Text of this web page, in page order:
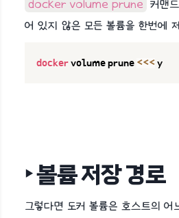
docker volume prune 커맨
어 있지 않은 모든 볼륨을 한번에
docker volume prune <<< y
‣ 볼륨 저장 경로
그렇다면 도커 볼륨은 호스트의 어